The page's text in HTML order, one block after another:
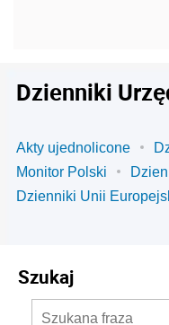
Dzienniki
Akty ujednolicone
Monitor Polski
Dzienniki Unii
Szukaj